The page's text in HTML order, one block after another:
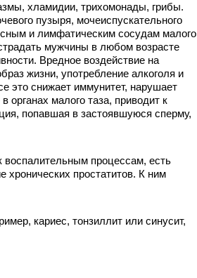
хламидии, трихомонады, грибы.
пузыря, мочеиспускательного
и лимфатическим сосудам малого
мужчины в любом возрасте
Вредное воздействие на
жизни, употребление алкоголя и
это снижает иммунитет, нарушает
малого таза, приводит к
попавшая в застоявшуюся сперму,
процессам, есть
простатитов. К ним
кариес, тонзиллит или синусит,